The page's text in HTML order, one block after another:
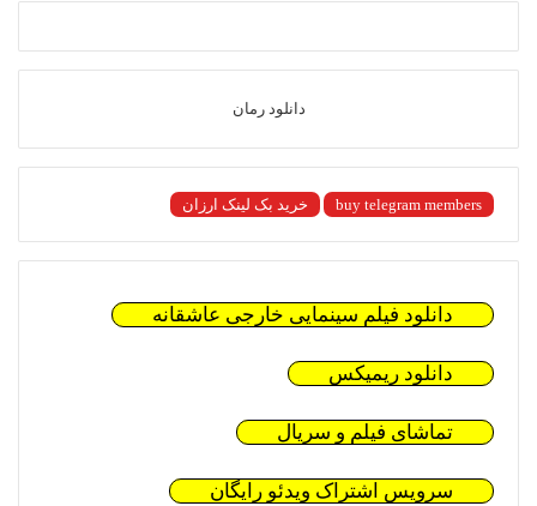
دانلود رمان
buy telegram members خرید بک لینک ارزان
دانلود فیلم سینمایی خارجی عاشقانه
دانلود ریمیکس
تماشای فیلم و سریال
سرویس اشتراک ویدئو رایگان